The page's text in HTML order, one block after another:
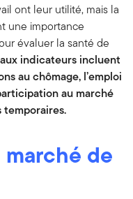
ont leur utilité, mais la
une importance
évaluer la santé de
indicateurs incluent
au chômage, l’emploi
au marché
temporaires.
de